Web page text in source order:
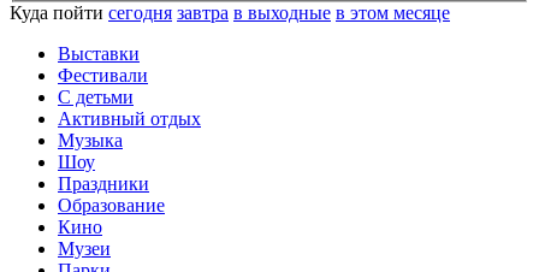
Куда пойти сегодня завтра в выходные в этом месяце
Выставки
Фестивали
С детьми
Активный отдых
Музыка
Шоу
Праздники
Образование
Кино
Музеи